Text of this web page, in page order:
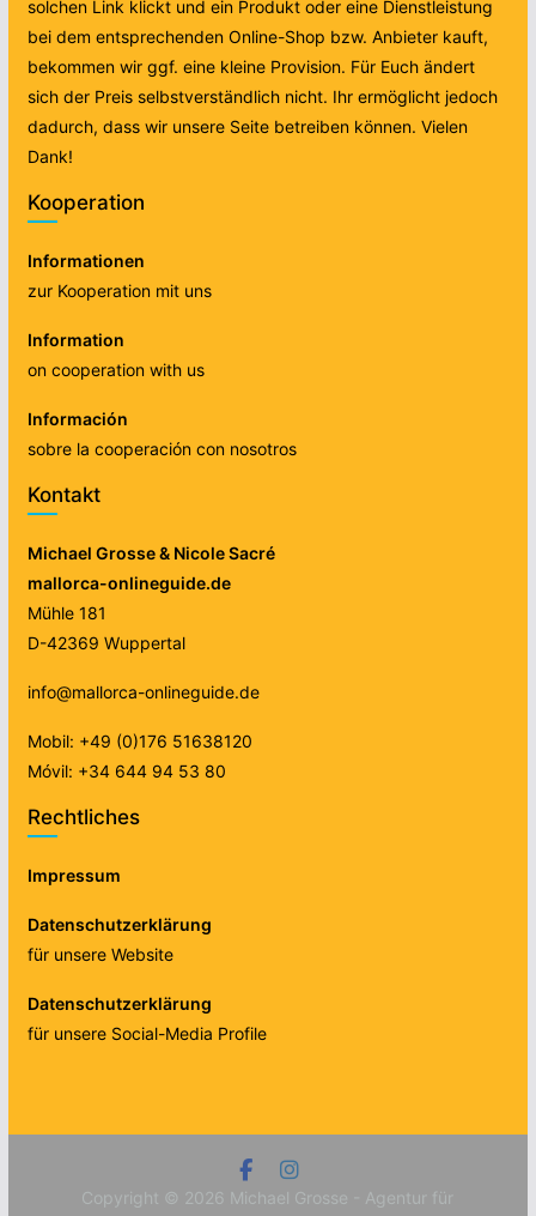
solchen Link klickt und ein Produkt oder eine Dienstleistung
bei dem entsprechenden Online-Shop bzw. Anbieter kauft,
bekommen wir ggf. eine kleine Provision. Für Euch ändert
sich der Preis selbstverständlich nicht. Ihr ermöglicht jedoch
dadurch, dass wir unsere Seite betreiben können. Vielen
Dank!
Kooperation
Informationen
zur Kooperation mit uns
Information
on cooperation with us
Información
sobre la cooperación con nosotros
Kontakt
Michael Grosse & Nicole Sacré
mallorca-onlineguide.de
Mühle 181
D-42369 Wuppertal
info@mallorca-onlineguide.de
Mobil: +49 (0)176 51638120
Móvil: +34 644 94 53 80
Rechtliches
Impressum
Datenschutzerklärung
für unsere Website
Datenschutzerklärung
für unsere Social-Media Profile
Copyright © 2026 Michael Grosse - Agentur für